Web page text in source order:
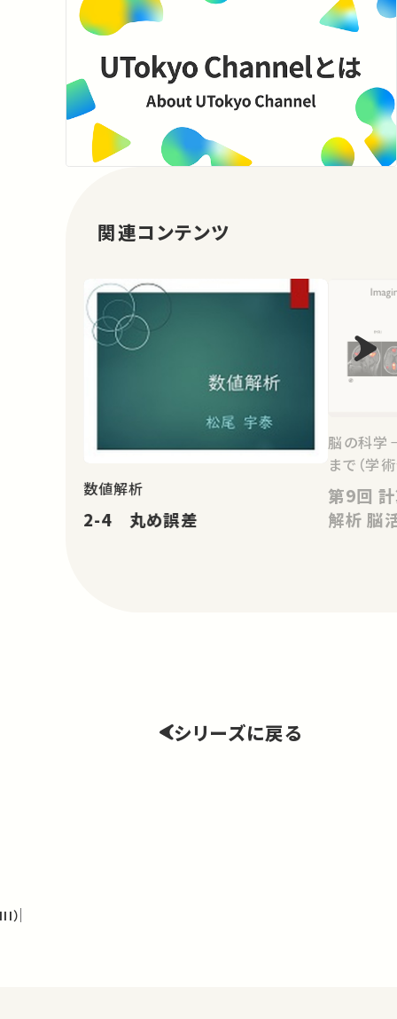
関連コンテンツ
数値解析
2-4 丸め誤差
脳の科学
まで（学
第9回 計算神経科学－モデルと
解
シリーズに戻る
）